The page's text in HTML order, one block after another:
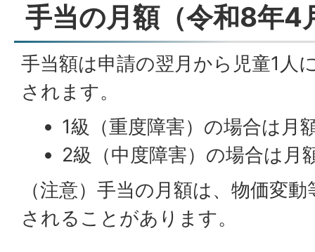
手当の月額（令和8年4
手当額は申請の翌月から児童1人
されます。
1級（重度障害）の場合は月
2級（中度障害）の場合は月
（注意）手当の月額は、物価変
されることがあります。